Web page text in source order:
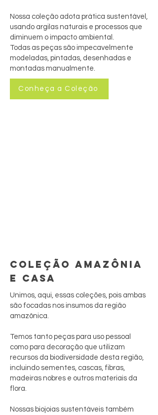
Nossa coleção adota prática sustentável,
usando argilas naturais e processos que
diminuem o impacto ambiental.
Todas as peças são impecavelmente
modeladas, pintadas, desenhadas e
montadas manualmente.
Conheça a Coleção
COLEÇÃO AMAZÔNIA
E CASA
Unimos, aqui, essas coleções, pois ambas
são focadas nos insumos da região
amazônica.
Temos tanto peças para uso pessoal
como para decoração que utilizam
recursos da biodiversidade desta região,
incluindo sementes, cascas, fibras,
madeiras nobres e outros materiais da
flora.
Nossas biojoias sustentáveis também